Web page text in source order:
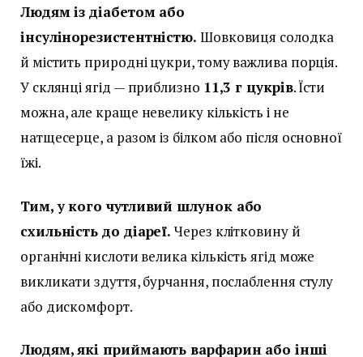
Людям із діабетом або
інсулінорезистентністю. Шовковиця солодка
й містить природні цукри, тому важлива порція.
У склянці ягід — приблизно 11,3 г цукрів. Їсти
можна, але краще невелику кількість і не
натщесерце, а разом із білком або після основної
їжі.
Тим, у кого чутливий шлунок або
схильність до діареї.Через клітковину й
органічні кислоти велика кількість ягід може
викликати здуття, бурчання, послаблення стулу
або дискомфорт.
Людям, які приймають варфарин або інші